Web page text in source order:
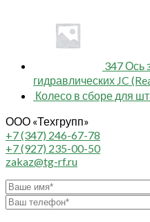
347 Ось
гидравлических JC
Колесо в сборе для
ООО «Техгрупп»
+7 (347) 246-67-78
+7 (927) 235-00-50
zakaz@tg-rf.ru